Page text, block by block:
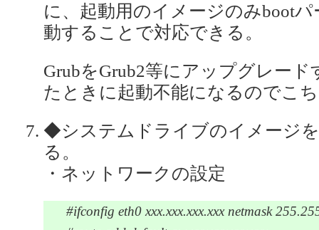
に、起動用のイメージのみboot
動することで対応できる。
GrubをGrub2等にアップグレー
たときに起動不能になるのでこ
◆システムドライブのイメージ
る。
・ネットワークの設定
#ifconfig eth0 xxx.xxx.xxx.xxx netmask